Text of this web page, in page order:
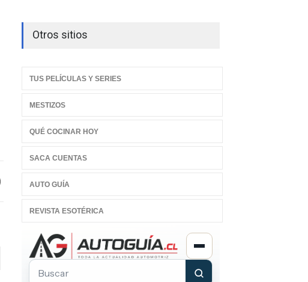
Otros sitios
TUS PELÍCULAS Y SERIES
MESTIZOS
QUÉ COCINAR HOY
SACA CUENTAS
AUTO GUÍA
REVISTA ESOTÉRICA